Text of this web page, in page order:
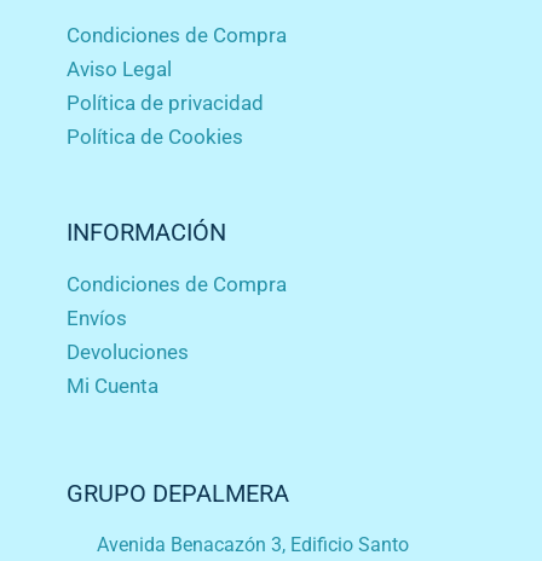
Condiciones de Compra
Aviso Legal
Política de privacidad
Política de Cookies
INFORMACIÓN
Condiciones de Compra
Envíos
Devoluciones
Mi Cuenta
GRUPO DEPALMERA
Avenida Benacazón 3, Edificio Santo